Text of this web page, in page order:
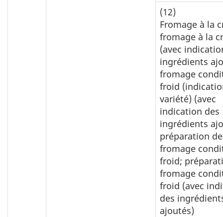
(12)
Fromage à la
fromage à la
(avec
ingrédients
fromage
froid
variété) (avec
indication des
ingrédients
préparation de
fromage
froid;
fromage
froid (avec
des
ajoutés)